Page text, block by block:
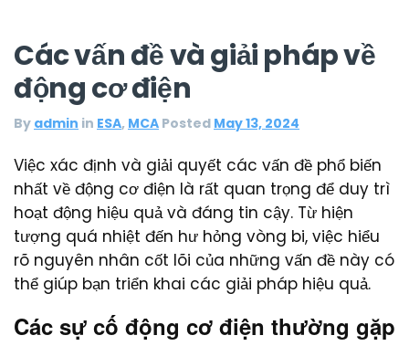
Các vấn đề và giải pháp về
động cơ điện
By admin in ESA, MCA Posted May 13, 2024
Việc xác định và giải quyết các vấn đề phổ biến
nhất về động cơ điện là rất quan trọng để duy trì
hoạt động hiệu quả và đáng tin cậy. Từ hiện
tượng quá nhiệt đến hư hỏng vòng bi, việc hiểu
rõ nguyên nhân cốt lõi của những vấn đề này có
thể giúp bạn triển khai các giải pháp hiệu quả.
Các sự cố động cơ điện thường gặp